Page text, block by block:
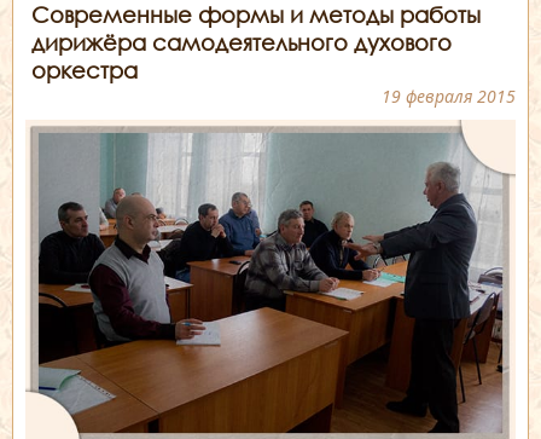
Современные формы и методы работы
дирижёра самодеятельного духового
оркестра
19 февраля 2015